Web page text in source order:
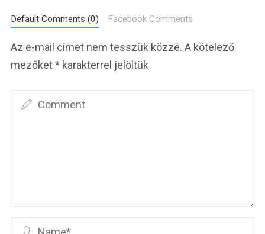
Default Comments (0) Facebook Comments
Az e-mail címet nem tesszük közzé. A kötelező
mezőket* karakterrel jelöltük